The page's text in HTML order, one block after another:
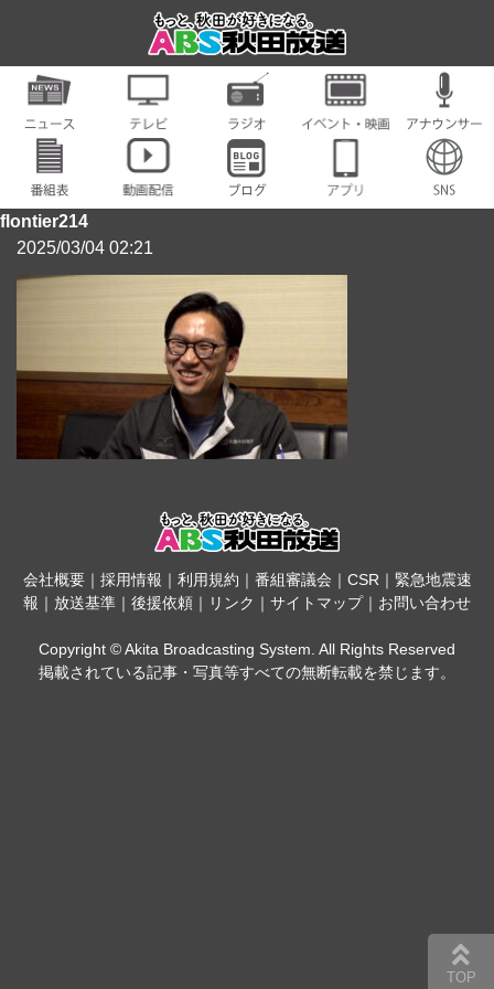
flontier214
2025/03/04 02:21
会社概要｜ 採用情報 ｜ 利用規約 ｜ 番組審議会 ｜ CSR｜ 緊急地震速
報 ｜ 放送基準 ｜ 後援依頼 ｜ リンク ｜ サイトマップ｜ お問い合わせ
Copyright © Akita Broadcasting System. All Rights Reserved
掲載されている記事・写真等すべての無断転載を禁じます。